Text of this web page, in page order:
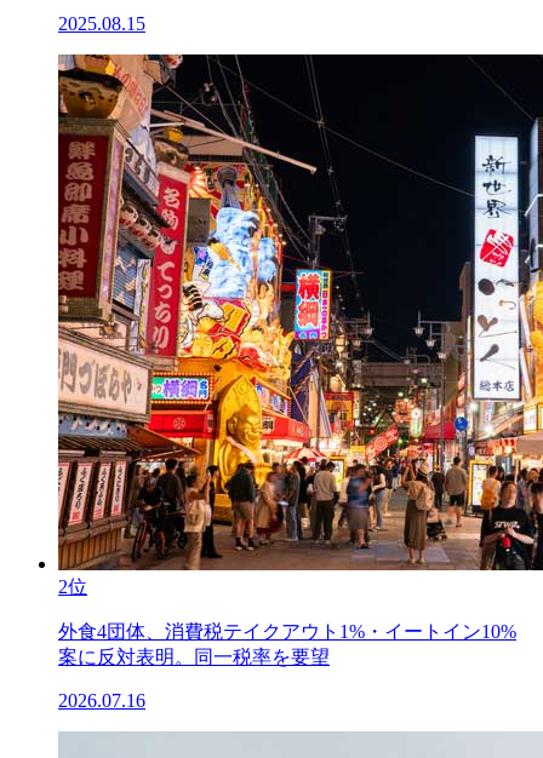
2025.08.15
2位
外食4団体、消費税テイクアウト1%・イートイン10%
案に反対表明。同一税率を要望
2026.07.16